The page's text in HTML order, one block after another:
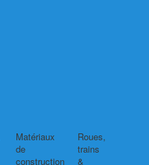
Matériaux
de
construction
Roues,
trains
&